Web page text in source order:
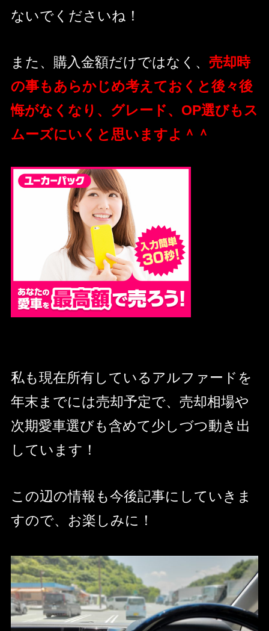
ないでくださいね！
また、購入金額だけではなく、 売却時
の事もあらかじめ考えておくと後々後
悔がなくなり、グレード、OP選びもス
ムーズにいくと思いますよ＾＾
私も現在所有しているアルファードを
年末までには売却予定で、売却相場や
次期愛車選びも含めて少しづつ動き出
しています！
この辺の情報も今後記事にしていきま
すので、お楽しみに！